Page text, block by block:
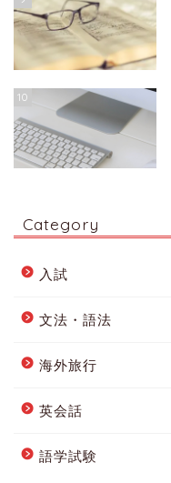
10
Category
入試
文法・語法
海外旅行
英会話
語学試験